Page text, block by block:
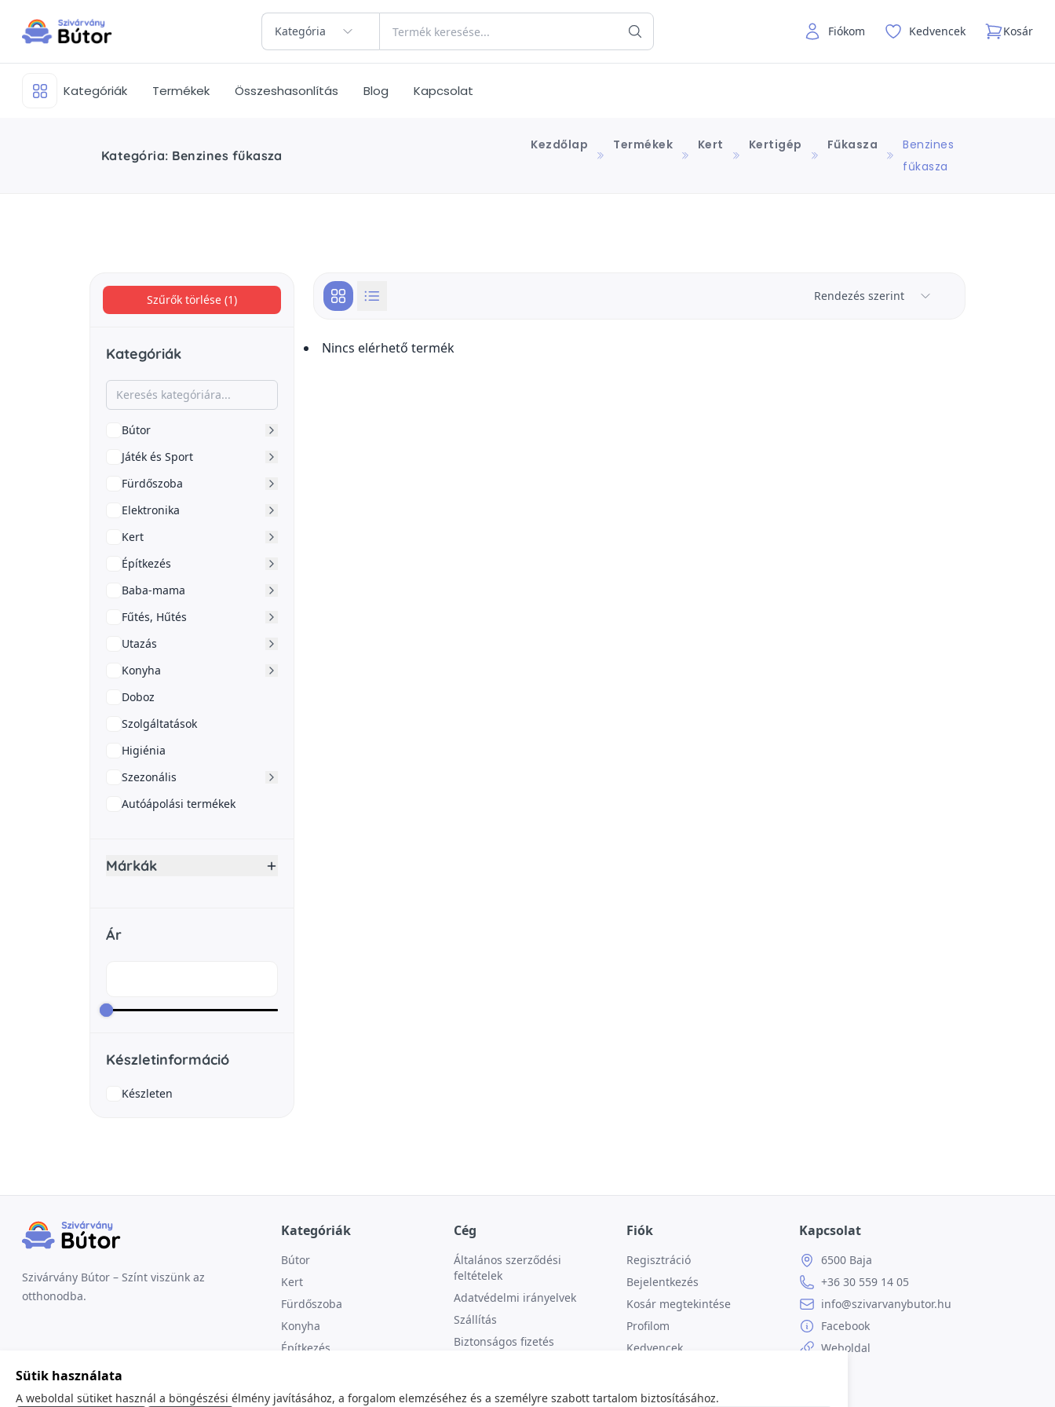
Kategória Fiókom Kedvencek Kosár
Kategóriák Termékek Összeshasonlítás Blog Kapcsolat
Kategória: Benzines fűkasza
Kezdőlap Termékek Kert Kertigép Fűkasza
Benzines
fűkasza
Szűrők törlése (1)
Kategóriák
Bútor
Játék és Sport
Fürdőszoba
Elektronika
Kert
Építkezés
Baba-mama
Fűtés, Hűtés
Utazás
Konyha
Doboz
Szolgáltatások
Higiénia
Szezonális
Autóápolási termékek
Márkák
Ár
Készletinformáció
Készleten
Rendezés szerint
Nincs elérhető termék
Szivárvány Bútor – Színt viszünk az
otthonodba.
Kategóriák
Bútor
Kert
Fürdőszoba
Konyha
Építkezés
Cég
Általános szerződési
feltételek
Adatvédelmi irányelvek
Szállítás
Biztonságos fizetés
Fiók
Regisztráció
Bejelentkezés
Kosár megtekintése
Profilom
Kedvencek
Kapcsolat
6500 Baja
+36 30 559 14 05
info@szivarvanybutor.hu
Facebook
Weboldal
Sütik használata
A weboldal sütiket használ a böngészési élmény javításához, a forgalom elemzéséhez és a személyre szabott tartalom biztosításához.